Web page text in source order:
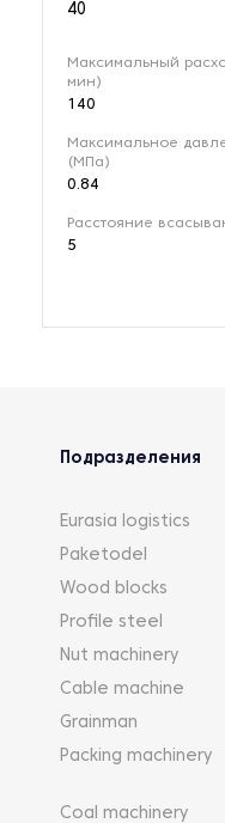
40
Максимальный
мин)
140
Максимальное
(МПа)
0.84
Расстояние
5
Подразделения
Eurasia logistics
Paketodel
Wood blocks
Profile steel
Nut machinery
Cable machine
Grainman
Packing machinery
Coal machinery